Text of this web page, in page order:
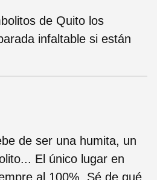
de Quito los
infaltable si están
de ser una humita, un
El único lugar en
al 100%. Sé de qué